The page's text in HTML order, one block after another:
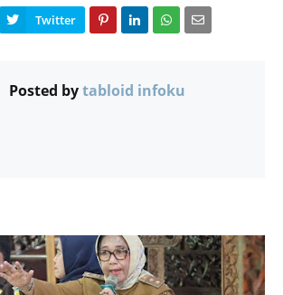
Posted bytabloid infoku